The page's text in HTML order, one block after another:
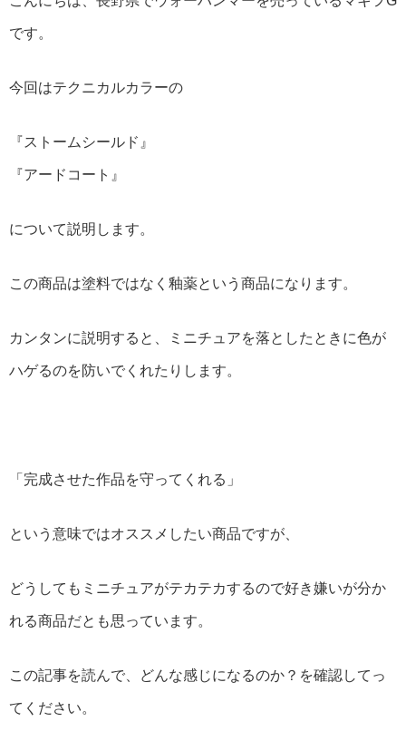
です。
今回はテクニカルカラーの
『ストームシールド』
『アードコート』
について説明します。
この商品は塗料ではなく釉薬という商品になります。
カンタンに説明すると、ミニチュアを落としたときに色が
ハゲるのを防いでくれたりします。
「完成させた作品を守ってくれる」
という意味ではオススメしたい商品ですが、
どうしてもミニチュアがテカテカするので好き嫌いが分か
れる商品だとも思っています。
この記事を読んで、どんな感じになるのか？を確認してっ
てください。